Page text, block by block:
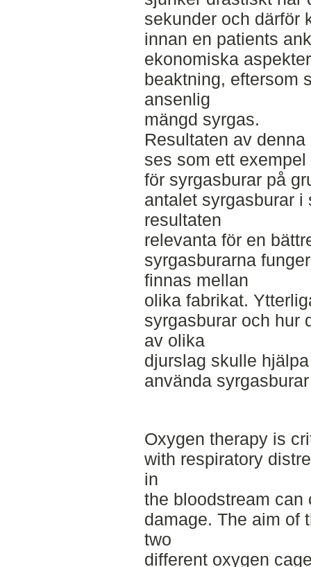
sekunder och därför
innan en patients
ekonomiska
beaktning, eftersom
ansenlig
mängd syrgas.
Resultaten av
ses som ett
för syrgasburar på
antalet syrgasburar i
resultaten
relevanta för en
syrgasburarna
finnas mellan
olika fabrikat.
syrgasburar och hur
av olika
djurslag skulle
använda
Oxygen therapy is
with respiratory
in
the bloodstream can
damage. The aim of
two
different oxygen